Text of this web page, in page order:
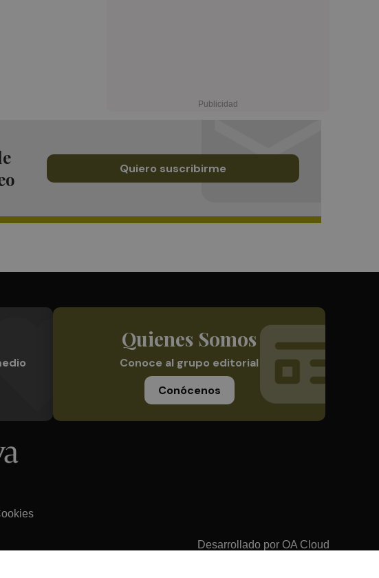
Quiero suscribirme
Quienes Somos
Conoce al grupo editorial
Conócenos
Desarrollado por OA Cloud